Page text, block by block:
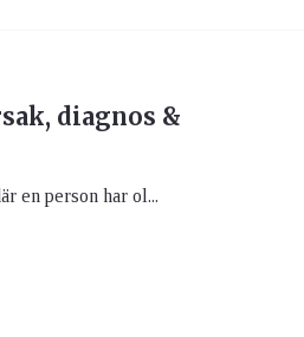
diagnos &
en person har ol...